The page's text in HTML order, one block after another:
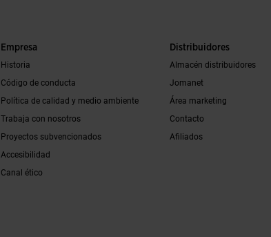
Empresa
Historia
Código de conducta
Política de calidad y medio ambiente
Trabaja con nosotros
Proyectos subvencionados
Accesibilidad
Canal ético
Distribuidores
Almacén distribuidores
Jomanet
Área marketing
Contacto
Afiliados